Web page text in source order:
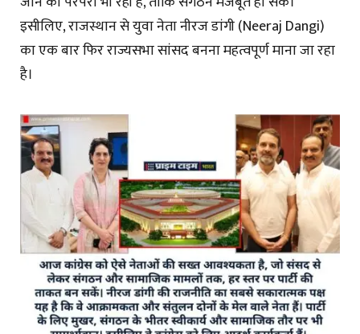
इसीलिए, राजस्थान से युवा नेता नीरज डांगी (Neeraj Dangi)
का एक बार फिर राज्यसभा सांसद बनना महत्वपूर्ण माना जा रहा
है।